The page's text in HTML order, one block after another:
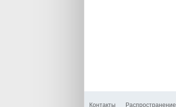
Контакты Распространение